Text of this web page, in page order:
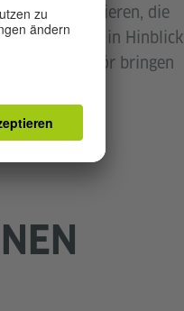
zu reflektieren, die
neue Ideen in Hinblick
zu Gehör bringen